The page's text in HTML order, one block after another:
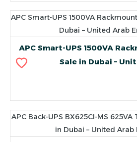
APC Smart-UPS 1500VA
Sale in Dubai –